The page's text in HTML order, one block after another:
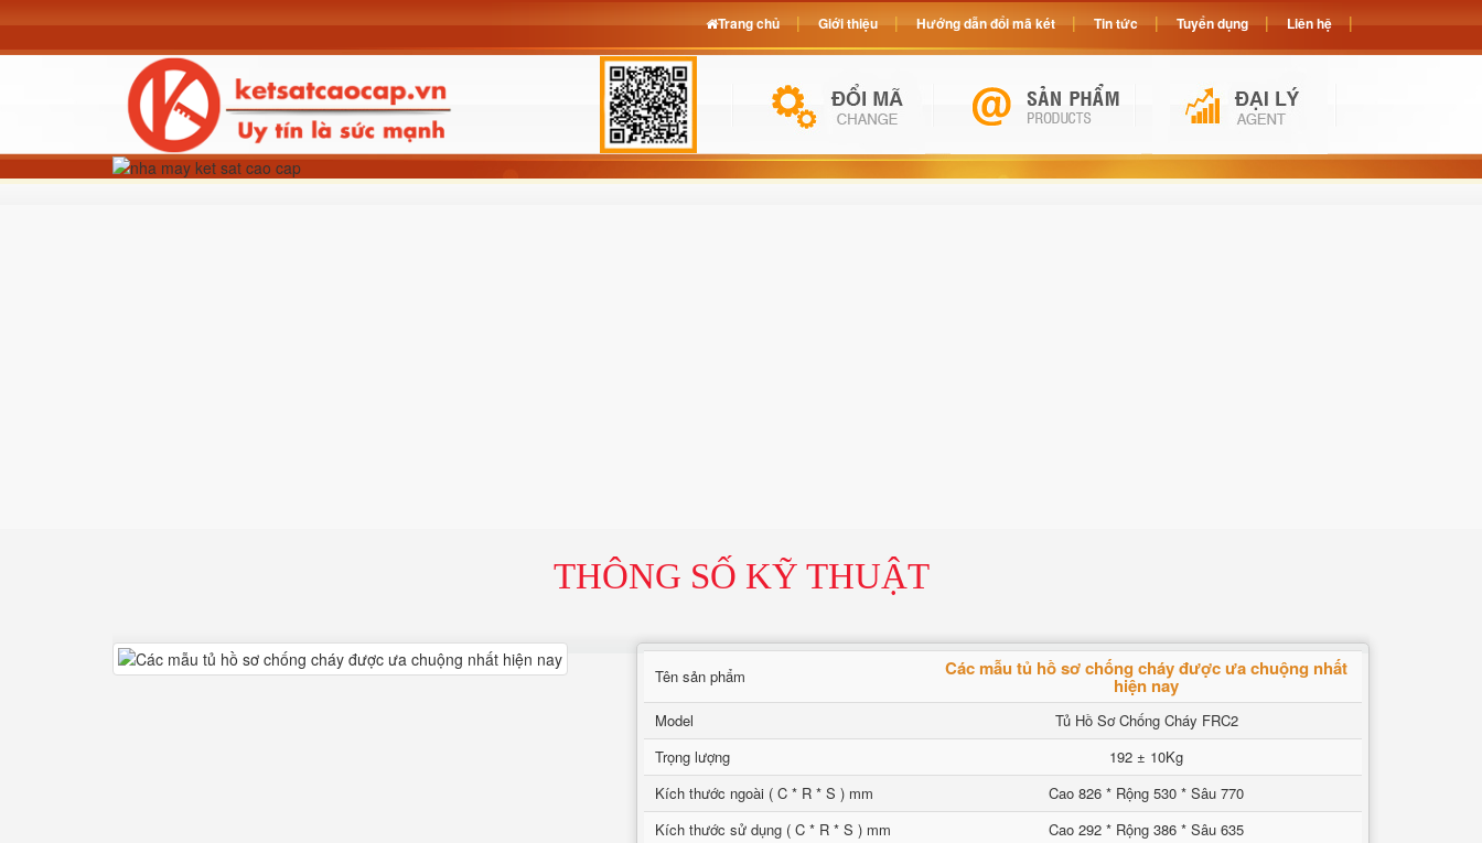
THÔNG SỐ KỸ THUẬT
Tên sản phẩm Các mẫu tủ hồ sơ chống cháy được ưa chuộng nhất
hiện nay
Model
Tủ Hồ Sơ Chống Cháy FRC2
Trọng lượng
192 ± 10Kg
Kích thước ngoài ( C * R * S ) mm
Cao 826 * Rộng 530 * Sâu 770
Kích thước sử dụng ( C * R * S ) mm
Cao 292 * Rộng 386 * Sâu 635
Trang chủ Giới thiệu Hướng dẫn đổi mã két Tin tức Tuyển dụng Liên hệ